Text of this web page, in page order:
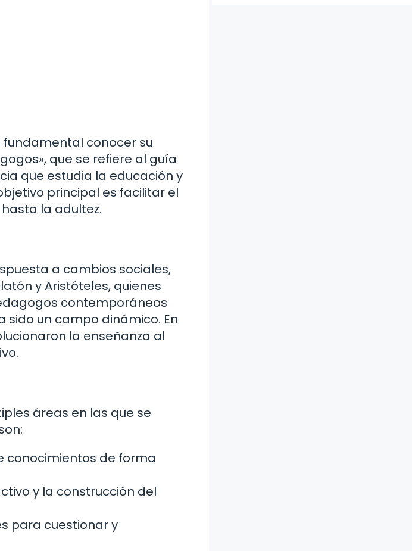
fundamental conocer su
que se refiere al guía
que estudia la educación y
principal es facilitar el
la adultez.
a cambios sociales,
y Aristóteles, quienes
contemporáneos
un campo dinámico. En
la enseñanza al
áreas en las que se
conocimientos de forma
y la construcción del
para cuestionar y